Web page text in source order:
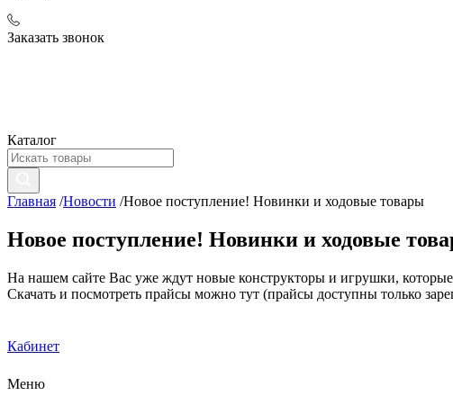
Заказать звонок
Каталог
Главная /Новости /Новое поступление! Новинки и ходовые товары
Новое поступление! Новинки и ходовые
На нашем сайте Вас уже ждут новые конструкторы и игрушки,
Скачать и посмотреть прайсы можно тут (прайсы доступны только
Кабинет
Меню